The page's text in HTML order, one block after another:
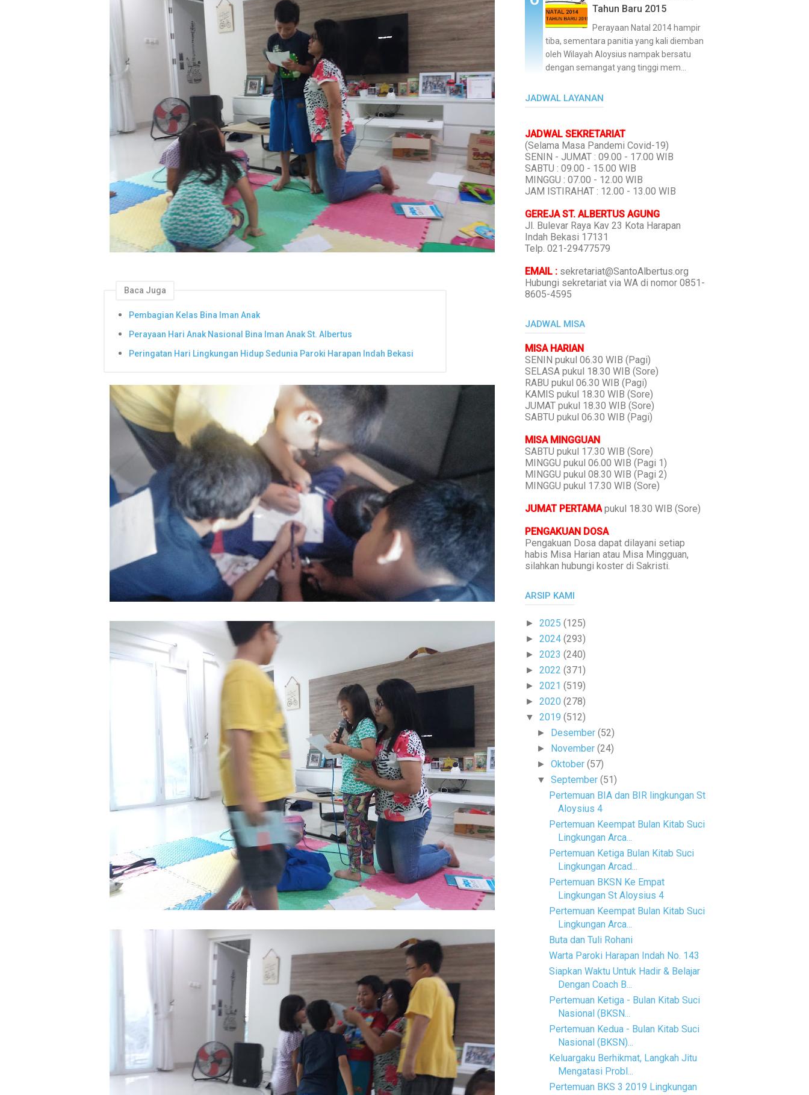
Baca Juga
Pembagian Kelas Bina Iman Anak
Perayaan Hari Anak Nasional Bina Iman Anak St. Albertus
Peringatan Hari Lingkungan Hidup Sedunia Paroki Harapan Indah Bekasi
Tahun Baru 2015
Perayaan Natal 2014 hampir
tiba, sementara panitia yang kali diemban
oleh Wilayah Aloysius nampak bersatu
dengan semangat yang tinggi mem...
JADWAL LAYANAN
JADWAL SEKRETARIAT
(Selama Masa Pandemi Covid-19)
SENIN - JUMAT : 09.00 - 17.00 WIB
SABTU : 09.00 - 15.00 WIB
MINGGU : 07.00 - 12.00 WIB
JAM ISTIRAHAT : 12.00 - 13.00 WIB
GEREJA ST. ALBERTUS AGUNG
Jl. Bulevar Raya Kav 23 Kota Harapan
Indah Bekasi 17131
Telp. 021-29477579
EMAIL : sekretariat@SantoAlbertus.org
Hubungi sekretariat via WA di nomor 0851-
8605-4595
JADWAL MISA
MISA HARIAN
SENIN pukul 06.30 WIB (Pagi)
SELASA pukul 18.30 WIB (Sore)
RABU pukul 06.30 WIB (Pagi)
KAMIS pukul 18.30 WIB (Sore)
JUMAT pukul 18.30 WIB (Sore)
SABTU pukul 06.30 WIB (Pagi)
MISA MINGGUAN
SABTU pukul 17.30 WIB (Sore)
MINGGU pukul 06.00 WIB (Pagi 1)
MINGGU pukul 08.30 WIB (Pagi 2)
MINGGU pukul 17.30 WIB (Sore)
JUMAT PERTAMA pukul 18.30 WIB (Sore)
PENGAKUAN DOSA
Pengakuan Dosa dapat dilayani setiap
habis Misa Harian atau Misa Mingguan,
silahkan hubungi koster di Sakristi.
ARSIP KAMI
► 2025 (125)
► 2024 (293)
► 2023 (240)
► 2022 (371)
► 2021 (519)
► 2020 (278)
▼ 2019 (512)
► Desember(52)
► November(24)
►Oktober(57)
▼September(51)
Pertemuan BIA dan BIR lingkungan St
Aloysius 4
Pertemuan Keempat Bulan Kitab Suci
Lingkungan Arca...
Pertemuan Ketiga Bulan Kitab Suci
Lingkungan Arcad...
Pertemuan BKSN Ke Empat
Lingkungan St Aloysius 4
Pertemuan Keempat Bulan Kitab Suci
Lingkungan Arca...
Buta dan Tuli Rohani
Warta Paroki Harapan Indah No. 143
Siapkan Waktu Untuk Hadir & Belajar
Dengan Coach B...
Pertemuan Ketiga - Bulan Kitab Suci
Nasional (BKSN...
Pertemuan Kedua - Bulan Kitab Suci
Nasional (BKSN)...
Keluargaku Berhikmat, Langkah Jitu
Mengatasi Probl...
Pertemuan BKS 3 2019 Lingkungan